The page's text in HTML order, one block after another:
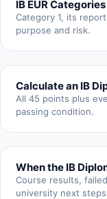
IB EUR
Category 1, its
purpose and risk.
Calculate an IB
All 45 points plus
passing condition.
When the IB
Course results,
university next